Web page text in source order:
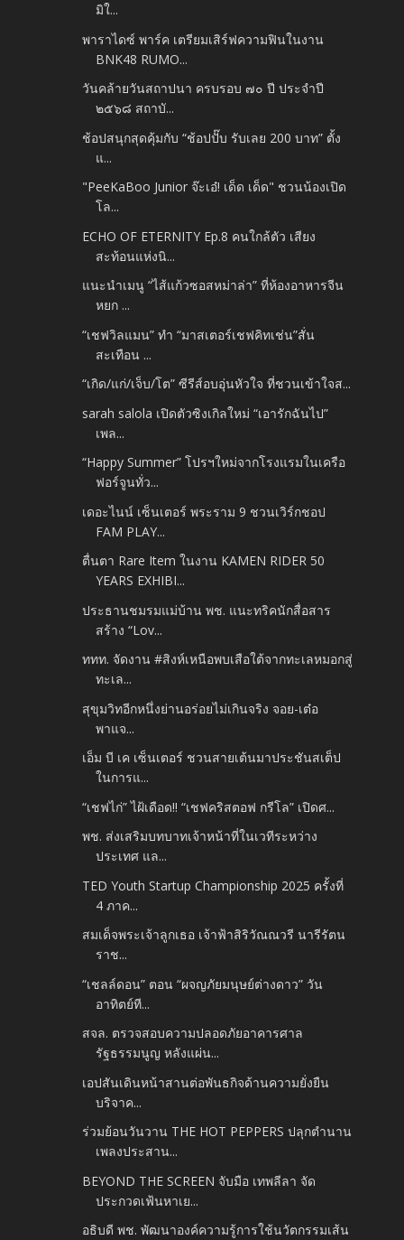
มิใ...
พาราไดซ์ พาร์ค เตรียมเสิร์ฟความฟินในงาน
BNK48 RUMO...
วันคล้ายวันสถาปนา ครบรอบ ๗๐ ปี ประจำปี
๒๕๖๘ สถาบั...
ช้อปสนุกสุดคุ้มกับ “ช้อปปั๊บ รับเลย 200 บาท” ตั้ง
แ...
"PeeKaBoo Junior จ๊ะเอ๋! เด็ด เด็ด" ชวนน้องเปิด
โล...
ECHO OF ETERNITY Ep.8 คนใกล้ตัว เสียง
สะท้อนแห่งนิ...
แนะนำเมนู “ไส้แก้วซอสหม่าล่า” ที่ห้องอาหารจีน
หยก ...
“เชฟวิลแมน” ทำ “มาสเตอร์เชฟคิทเช่น”สั่น
สะเทือน ...
“เกิด/แก่/เจ็บ/โต” ซีรีส์อบอุ่นหัวใจ ที่ชวนเข้าใจส...
sarah salola เปิดตัวซิงเกิลใหม่ “เอารักฉันไป”
เพล...
“Happy Summer” โปรฯใหม่จากโรงแรมในเครือ
ฟอร์จูนทั่ว...
เดอะไนน์ เซ็นเตอร์ พระราม 9 ชวนเวิร์กชอป
FAM PLAY...
ตื่นตา Rare Item ในงาน KAMEN RIDER 50
YEARS EXHIBI...
ประธานชมรมแม่บ้าน พช. แนะทริคนักสื่อสาร
สร้าง “Lov...
ททท. จัดงาน #สิงห์เหนือพบเสือใต้จากทะเลหมอกสู่
ทะเล...
สุขุมวิทอีกหนึ่งย่านอร่อยไม่เกินจริง จอย-เต๋อ
พาแจ...
เอ็ม บี เค เซ็นเตอร์ ชวนสายเต้นมาประชันสเต็ป
ในการแ...
“เชฟไก่” ไฝ้เดือด!! “เชฟคริสตอฟ กรีโล” เปิดศ...
พช. ส่งเสริมบทบาทเจ้าหน้าที่ในเวทีระหว่าง
ประเทศ แล...
TED Youth Startup Championship 2025 ครั้งที่
4 ภาค...
สมเด็จพระเจ้าลูกเธอ เจ้าฟ้าสิริวัณณวรี นารีรัตน
ราช...
“เชลล์ดอน” ตอน “ผจญภัยมนุษย์ต่างดาว” วัน
อาทิตย์ที...
สจล. ตรวจสอบความปลอดภัยอาคารศาล
รัฐธรรมนูญ หลังแผ่น...
เอปสันเดินหน้าสานต่อพันธกิจด้านความยั่งยืน
บริจาค...
ร่วมย้อนวันวาน THE HOT PEPPERS ปลุกตำนาน
เพลงประสาน...
BEYOND THE SCREEN จับมือ เทพลีลา จัด
ประกวดเฟ้นหาเย...
อธิบดี พช. พัฒนาองค์ความรู้การใช้นวัตกรรมเส้น